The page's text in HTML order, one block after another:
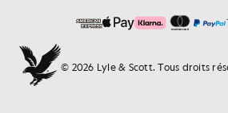
© 2026 Lyle & Scott. Tous droits